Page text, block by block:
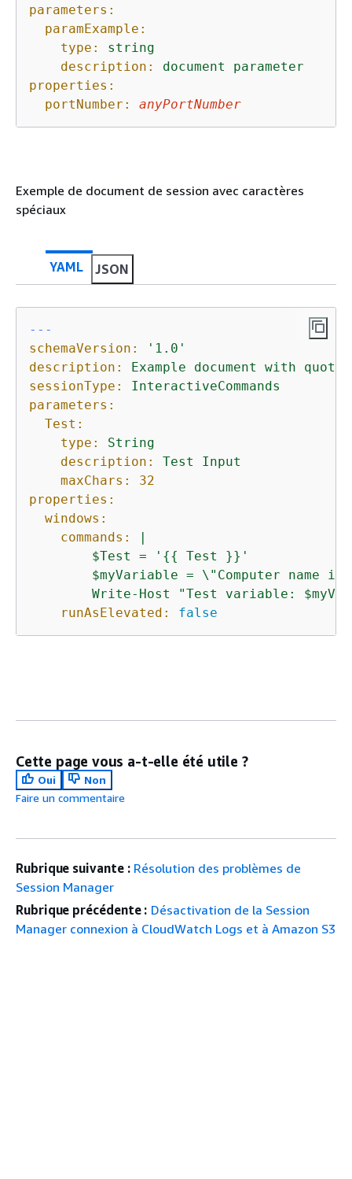
parameters:
paramExample:
type:
string
description:
document
parameter
properties:
portNumber:
anyPortNumber
Exemple de document de session avec caractères
spéciaux
YAML JSON
---
schemaVersion:
'1.0'
description:
Example document with
sessionType:
InteractiveCommands
parameters:
Test:
type:
String
description:
Test
Input
maxChars:
32
properties:
windows:
commands:
|
        $Test = '
{{
Test }}'
$myVariable = \"Computer name is
runAsElevated: false
Cette page vous a-t-elle été utile ?
Oui
Non
Faire un commentaire
Rubrique suivante : Résolution des problèmes de
Session Manager
Rubrique précédente : Désactivation de la Session
Manager connexion à CloudWatch Logs et à Amazon S3